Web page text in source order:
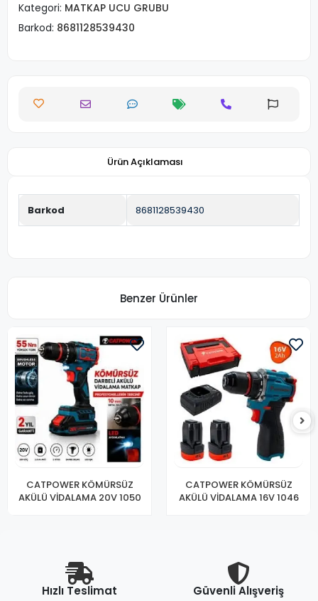
Kategori: MATKAP UCU GRUBU
Barkod: 8681128539430
Ürün Açıklaması
Barkod 8681128539430
Benzer Ürünler
CATPOWER KÖMÜRSÜZ
AKÜLÜ VİDALAMA 20V 1050
CATPOWER KÖMÜRSÜZ
AKÜLÜ VİDALAMA 16V 1046
Hızlı Teslimat Güvenli Alışveriş